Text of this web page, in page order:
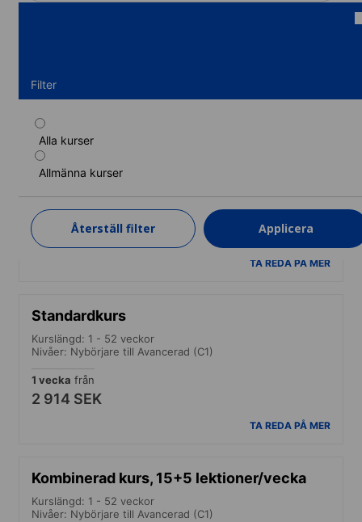
Filter
Alla kurser
Allmänna kurser
Återställ filter Applicera
Deltidskurs
Kurslängd: 1 - 52 veckor
1 vecka
2 186 SEK
TA REDA PÅ MER
Standardkurs
Kurslängd: 1 - 52 veckor
Nivåer: Nybörjare till Avancerad (C1)
1 vecka från
2 914 SEK
TA REDA PÅ MER
Kombinerad kurs, 15+5 lektioner/vecka
Kurslängd: 1 - 52 veckor
Nivåer: Nybörjare till Avancerad (C1)